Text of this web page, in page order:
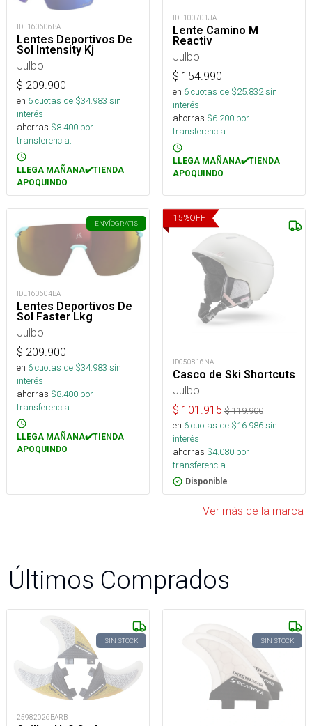
IDE160606BA
Lentes Deportivos De
Sol Intensity Kj
Julbo
$ 209.900
en 6cuotas de $34.983 sin
interés
ahorras $8.400 por
transferencia.
LLEGA MAÑANA✔️TIENDA
APOQUINDO
IDE100701JA
Lente Camino M
Reactiv
Julbo
$ 154.990
en 6cuotas de $25.832sin
interés
ahorras $6.200 por
transferencia.
LLEGA MAÑANA✔️TIENDA
APOQUINDO
ENVÍOGRATIS
IDE160604BA
Lentes Deportivos De
Sol Faster Lkg
Julbo
$ 209.900
en 6cuotas de $34.983 sin
interés
ahorras $8.400 por
transferencia.
LLEGA MAÑANA✔️TIENDA
APOQUINDO
15%OFF
ID050816NA
Casco de Ski Shortcuts
Julbo
$ 101.915 $119.900
en 6cuotas de $16.986sin
interés
ahorras $4.080 por
transferencia.
Disponible
Ver más de la marca
Últimos Comprados
SIN STOCK
25982026BARB
SIN STOCK